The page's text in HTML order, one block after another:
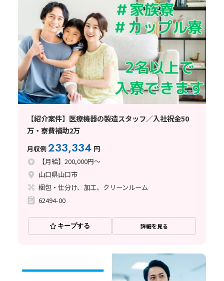
【紹介案件】医療機器の製造スタッフ／入社祝金50
万・寮費補助2万
月収例233,334 円
【月給】200,000円～
山口県山口市
梱包・仕分け、加工、クリーンルーム
62494-00
キープする 詳細を見る